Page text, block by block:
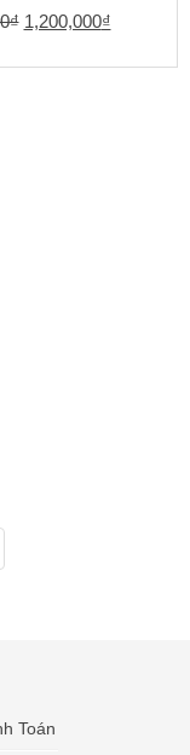
₫ Giá
1,200,000₫Giá
Toán